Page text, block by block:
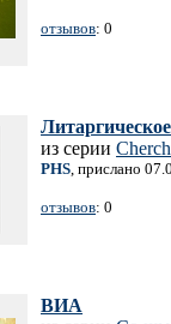
отзывов: 0
из серии
PHS, прислано
отзывов: 0
ВИА